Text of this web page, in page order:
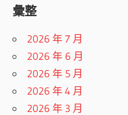
彙整
2026 年 7 月
2026 年 6 月
2026 年 5 月
2026 年 4 月
2026 年 3 月